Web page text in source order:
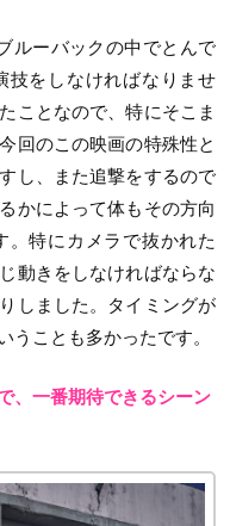
ルーバックの中でとんで
技をしなければなりませ
ことなので、特にそこま
回のこの映画の特殊性と
し、また追撃をするので
かによって体もその方向
。特にカメラで抜かれた
動きをしなければならな
しました。タイミングが
ことも多かったです。
、一番期待できるシーン